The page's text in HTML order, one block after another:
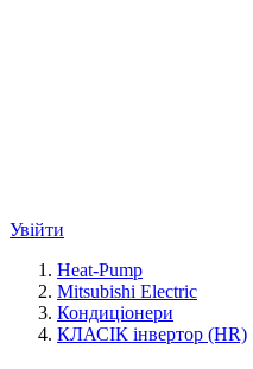
Увійти
Heat-Pump
Mitsubishi Electric
Кондиціонери
КЛАСІК інвертор (HR)